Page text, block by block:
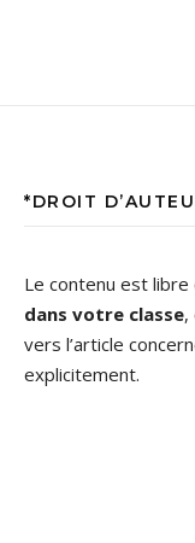
*DROIT
Le contenu est libre
dans votre classe,
vers l’article
explicitement.